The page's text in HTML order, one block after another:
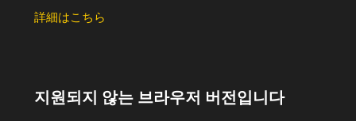
詳細はこちら
지원되지 않는 브라우저 버전입니다